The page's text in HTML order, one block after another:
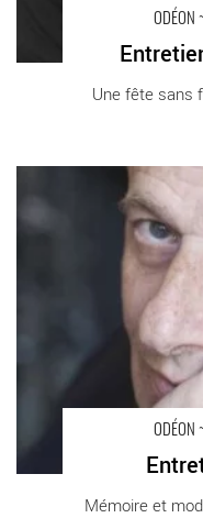
ODÉON
Une fête sans
ODÉON
Entretien Luc Bondy -
L’ODEON